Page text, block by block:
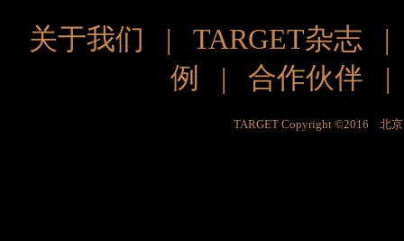
关于我们 | TARGET杂志
例
| 合作伙伴
TARGET Copyright ©2016 北